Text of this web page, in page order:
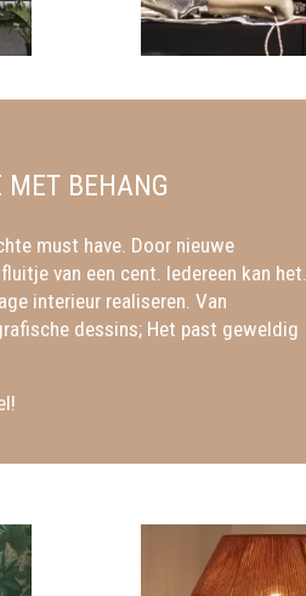
MET BEHANG
must have. Door nieuwe
van een cent. Iedereen kan het.
interieur realiseren. Van
dessins; Het past geweldig